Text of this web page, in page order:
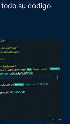
su código